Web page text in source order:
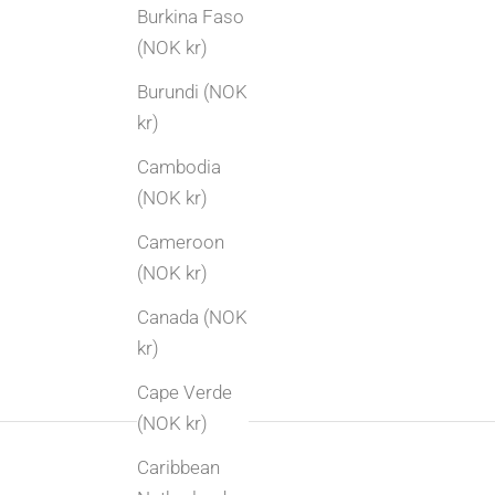
Burkina Faso
(NOK kr)
Burundi (NOK
kr)
Cambodia
(NOK kr)
Cameroon
(NOK kr)
Canada (NOK
kr)
Cape Verde
(NOK kr)
Caribbean
Har du arvet smykker, sølvtøy eller bestikk?
Her får du en praktisk guide til hvordan du tar